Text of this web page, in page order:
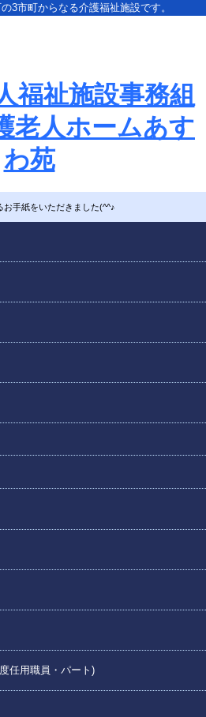
福祉施設事務組
人ホームあす
わ苑
3市町からなる介護福祉施設です。
お手紙をいただきました(^^♪
任用職員・パート)